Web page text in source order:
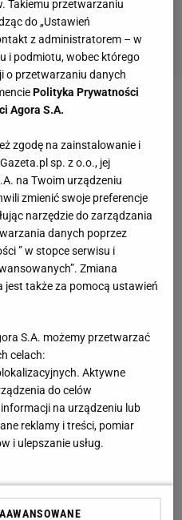
rękawice (ale tylko na
przeskakiwania z MMA
prawda? - mówi
zapytany o swoją
Prix.Przed sobotnim GP
Wielkiej Brytanii jest
że tym razem mi się
ostatnim czasie
by pewne rzeczy
początku sezonu, i
lepiej. Z
sobotę – zaznacza.
wygrywał trzykrotnie –
Takiemu przetwarzaniu
do „Ustawień
z administratorem – w
i podmiotu, wobec którego
o przetwarzaniu danych
Polityka Prywatności
Agora S.A.
zgodę na zainstalowanie i
sp. z o.o., jej
na Twoim urządzeniu
zmienić swoje preferencje
narzędzie do zarządzania
danych poprzez
” w stopce serwisu i
Zmiana
jest także za pomocą ustawień
S.A. możemy przetwarzać
celach:
Aktywne
do celów
na urządzeniu lub
reklamy i treści, pomiar
i ulepszanie usług.